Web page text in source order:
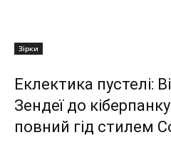
Зірки
Еклектика пустелі:
Зендеї до
повний гід стилем